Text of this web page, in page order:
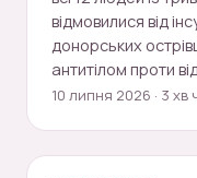
відмовилися від
донорських
антитілом проти
10 липня 2026 · 3 хв